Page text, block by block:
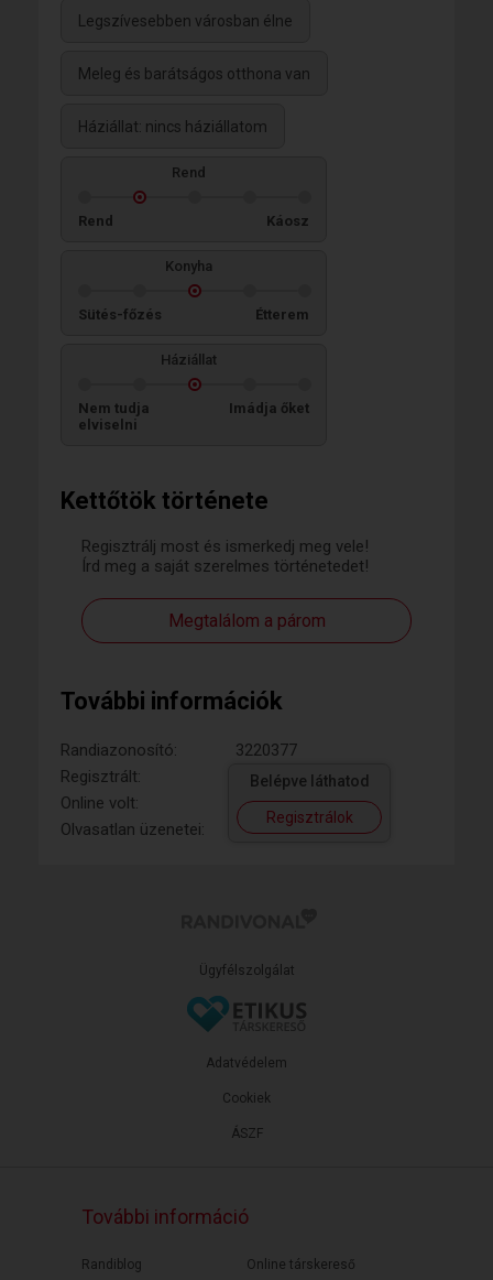
Kettőtök története
Regisztrálj most és ismerkedj meg vele!
Írd meg a saját szerelmes történetedet!
Megtalálom a párom
További információk
Randiazonosító:
3220377
Regisztrált:
Online volt:
Olvasatlan üzenetei:
Belépve láthatod
Regisztrálok
Legszívesebben városban élne
Meleg és barátságos otthona van
Háziállat: nincs háziállatom
Rend
Rend Káosz
Konyha
Sütés-főzés Étterem
Háziállat
Nem tudja
elviselni
Imádja őket
Ügyfélszolgálat
ÁSZF
Adatvédelem
Cookiek
További információ
Randiblog
Online társkereső